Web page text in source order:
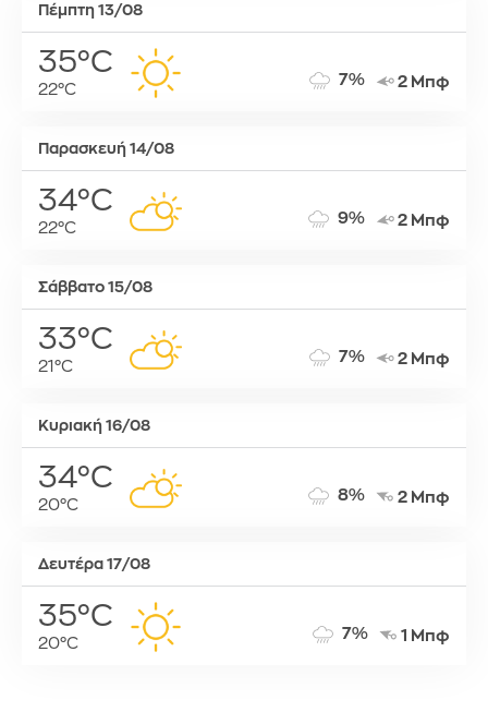
Πέμπτη 13/08
35°C
22°C
7% 2 Μπφ
Παρασκευή 14/08
34°C
22°C
9% 2 Μπφ
Σάββατο 15/08
33°C
21°C
7% 2 Μπφ
Κυριακή 16/08
34°C
20°C
8% 2 Μπφ
Δευτέρα 17/08
35°C
20°C
7% 1 Μπφ